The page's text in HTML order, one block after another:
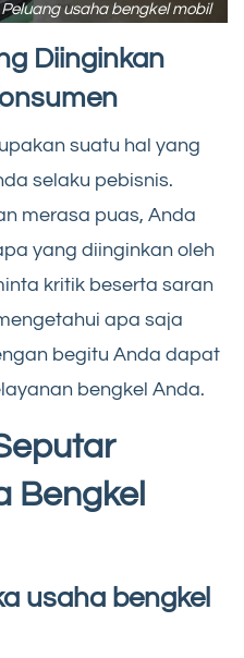
Peluang usaha bengkel mobil
Diinginkan
suatu hal yang
selaku pebisnis.
merasa puas, Anda
yang diinginkan oleh
kritik beserta saran
apa saja
begitu Anda dapat
bengkel Anda.
Bengkel
usaha bengkel